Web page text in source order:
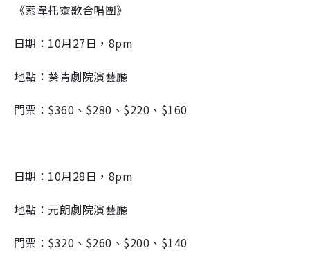
《索韋托靈歌合唱團》
日期：10月27日，8pm
地點：葵青劇院演藝廳
門票：$360、$280、$220、$160
日期：10月28日，8pm
地點：元朗劇院演藝廳
門票：$320、$260、$200、$140